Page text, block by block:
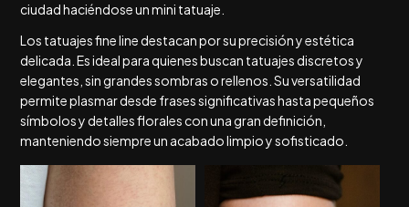
ciudad haciéndose un mini tatuaje.
Los tatuajes fine line destacan por su precisión y estética
delicada. Es ideal para quienes buscan tatuajes discretos y
elegantes, sin grandes sombras o rellenos. Su versatilidad
permite plasmar desde frases significativas hasta pequeños
símbolos y detalles florales con una gran definición,
manteniendo siempre un acabado limpio y sofisticado.